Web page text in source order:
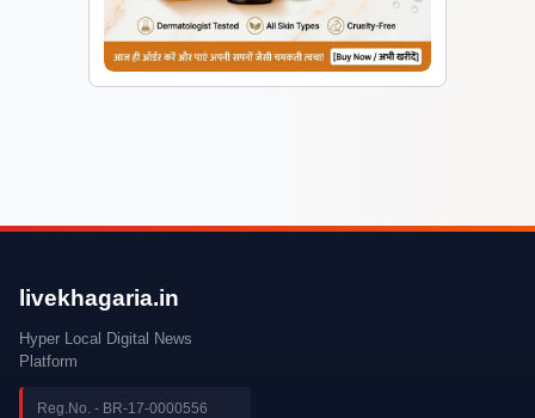
livekhagaria.in
Hyper Local Digital News
Platform
Reg.No. - BR-17-0000556